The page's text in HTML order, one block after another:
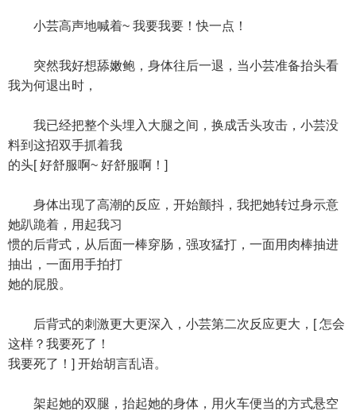
小芸高声地喊着~ 我要我要！快一点！
突然我好想舔嫩鲍，身体往后一退，当小芸准备抬头看
我为何退出时，
我已经把整个头埋入大腿之间，换成舌头攻击，小芸没
料到这招双手抓着我
的头[ 好舒服啊~ 好舒服啊！]
身体出现了高潮的反应，开始颤抖，我把她转过身示意
她趴跪着，用起我习
惯的后背式，从后面一棒穿肠，强攻猛打，一面用肉棒抽进
抽出，一面用手拍打
她的屁股。
后背式的刺激更大更深入，小芸第二次反应更大，[ 怎会
这样？我要死了！
我要死了！] 开始胡言乱语。
架起她的双腿，抬起她的身体，用火车便当的方式悬空